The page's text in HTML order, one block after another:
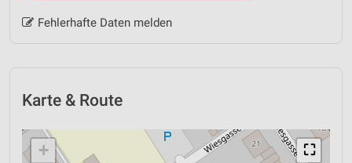
Fehlerhafte Daten melden
Karte & Route
⛶
+